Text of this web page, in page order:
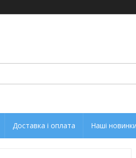
Доставка і оплата Наші новинки